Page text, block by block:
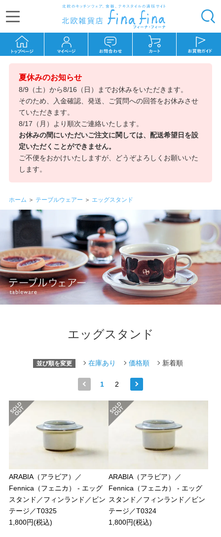
夏休みのお知らせ
8/9（土）から8/16（日）までお休みをいただきます。
そのため、入金確認、発送、ご質問への回答をお休みさせ
ていただきます。
8/17（月）より順次ご連絡いたします。
お休みの間にいただいご注文に関しては、配送希望日を設
定いただくことができません。
ご不便をおかけいたしますが、どうぞよろしくお願いいた
します。
ホーム ＞ テーブルウェアー ＞ エッグスタンド
エッグスタンド
並び順を変更 在庫あり 価格順 新着順
1 2
ARABIA（アラビア）／
Fennica（フェニカ） - エッグ
スタンド／フィンランド／ビン
テージ／T0325
1,800円(税込)
ARABIA（アラビア）／
Fennica（フェニカ） - エッグ
スタンド／フィンランド／ビン
テージ／T0324
1,800円(税込)